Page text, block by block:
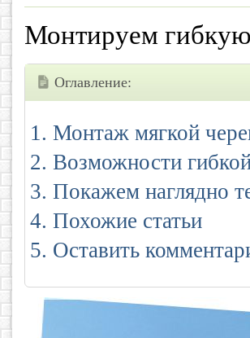
Монтируем
Оглавление:
Монтаж мягкой
Возможности
Покажем наглядно
Похожие статьи
Оставить